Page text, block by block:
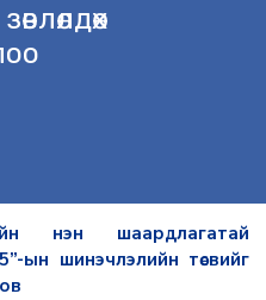
нэн шаардлагатай
ын шинэчлэлийн төсвийг